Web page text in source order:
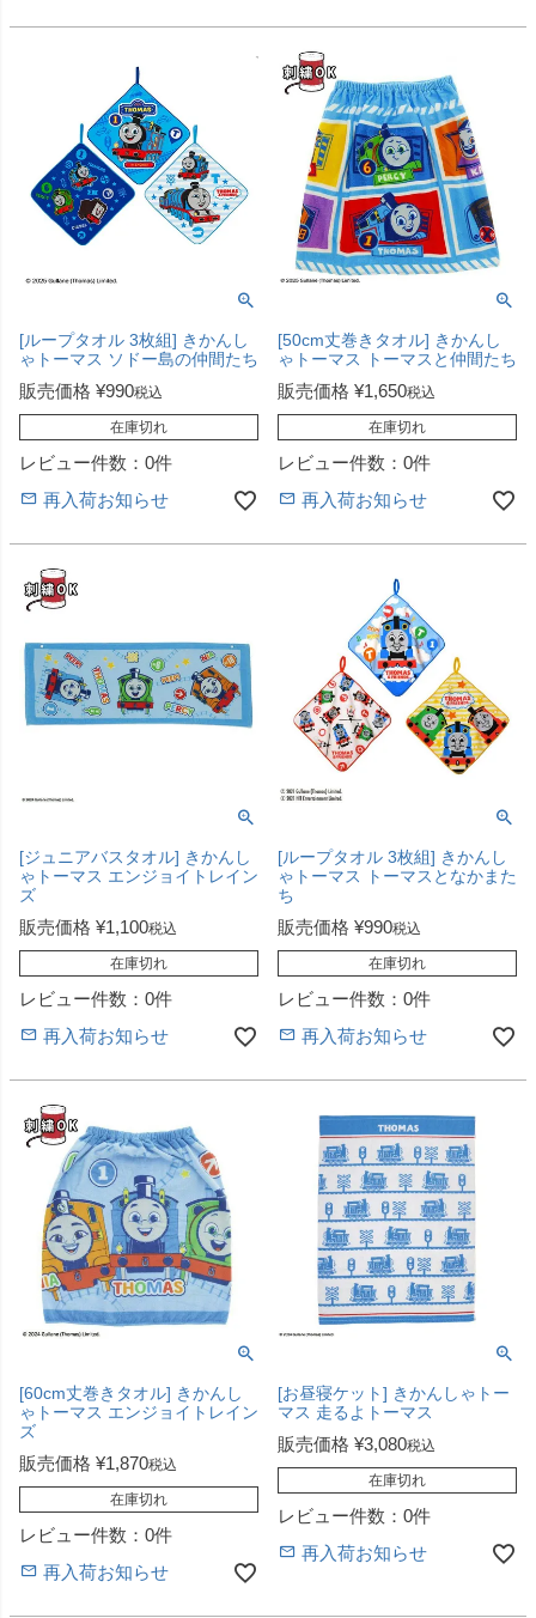
[ループタオル 3枚組] きかんし
ゃトーマス ソドー島の仲間たち
販売価格 ¥990税込
在庫切れ
レビュー件数：0件
再入荷お知らせ
[50cm丈巻きタオル] きかんし
ゃトーマス トーマスと仲間たち
販売価格 ¥1,650税込
在庫切れ
レビュー件数：0件
再入荷お知らせ
[ジュニアバスタオル] きかんし
ゃトーマス エンジョイトレイン
ズ
販売価格 ¥1,100税込
在庫切れ
レビュー件数：0件
再入荷お知らせ
[ループタオル 3枚組] きかんし
ゃトーマス トーマスとなかまた
ち
販売価格 ¥990税込
在庫切れ
レビュー件数：0件
再入荷お知らせ
[60cm丈巻きタオル] きかんし
ゃトーマス エンジョイトレイン
ズ
販売価格 ¥1,870税込
在庫切れ
レビュー件数：0件
再入荷お知らせ
[お昼寝ケット] きかんしゃトー
マス 走るよトーマス
販売価格 ¥3,080税込
在庫切れ
レビュー件数：0件
再入荷お知らせ